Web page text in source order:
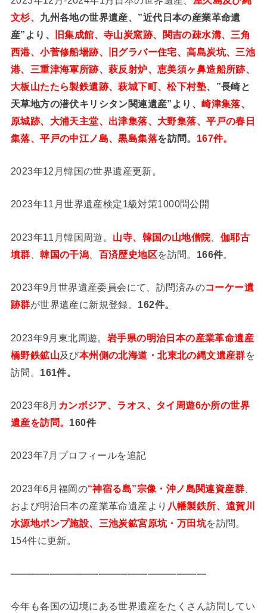
文杉、 九州各地の世界遺産、”近代日本の産業革命遺
産”より、
旧集成館、寺山炭窯跡、関吉の疎水溝、三角
西港、小菅修船場跡、旧グラバー住宅、高島炭坑、三池
港、三重津海軍所跡、萩反射炉、恵美須ヶ鼻造船所跡、
大板山たたら製鉄遺跡、萩城下町、松下村塾、”長崎と
天草地方の潜伏キリシタン関連遺産”より、崎津集落、
原城跡、大浦天主堂、出津集落、大野集落、平戸の春日
集落、平戸の中江ノ島、黒島集落を訪問。 167件。
2023年12月韓国の世界遺産更新。
2023年11月世界遺産検定1級対策1000問公開
2023年11月韓国周遊。 山寺、韓国の山地僧院、 伽耶古
墳群 、韓国の干潟 百済歴史地区を訪問。 166件。
2023年9月世界遺産委員会にて、訪問済みのコーケー遺
跡群が世界遺産に新規登録。 162件。
2023年9月東北周遊。 岩手県の明治日本の産業革命遺産
橋野鉄鉱山及び本州側の北海道・北東北の縄文遺産群を
訪問。 161件。
2023年8月 カンボジア、ラオス、タイ周遊6か所の世界
遺産を訪問。 160件
2023年7月プロフィールを追記
2023年6月福岡の“神宿る島”宗像・沖ノ島関連資産群
および明治日本の産業革命遺産より 八幡製鉄所、遠賀川
水源地ポンプ施設、三池炭鉱宮原坑・万田坑を訪問。
154件に更新。
————————————————————
今年も各国の辺境にある世界遺産をたくさん訪問してい